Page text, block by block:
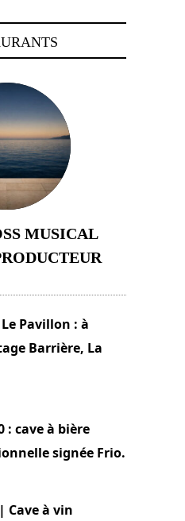
MUSICAL
Le Pavillon : à
Barrière, La
: cave à bière
signée Frio.
| Cave à vin